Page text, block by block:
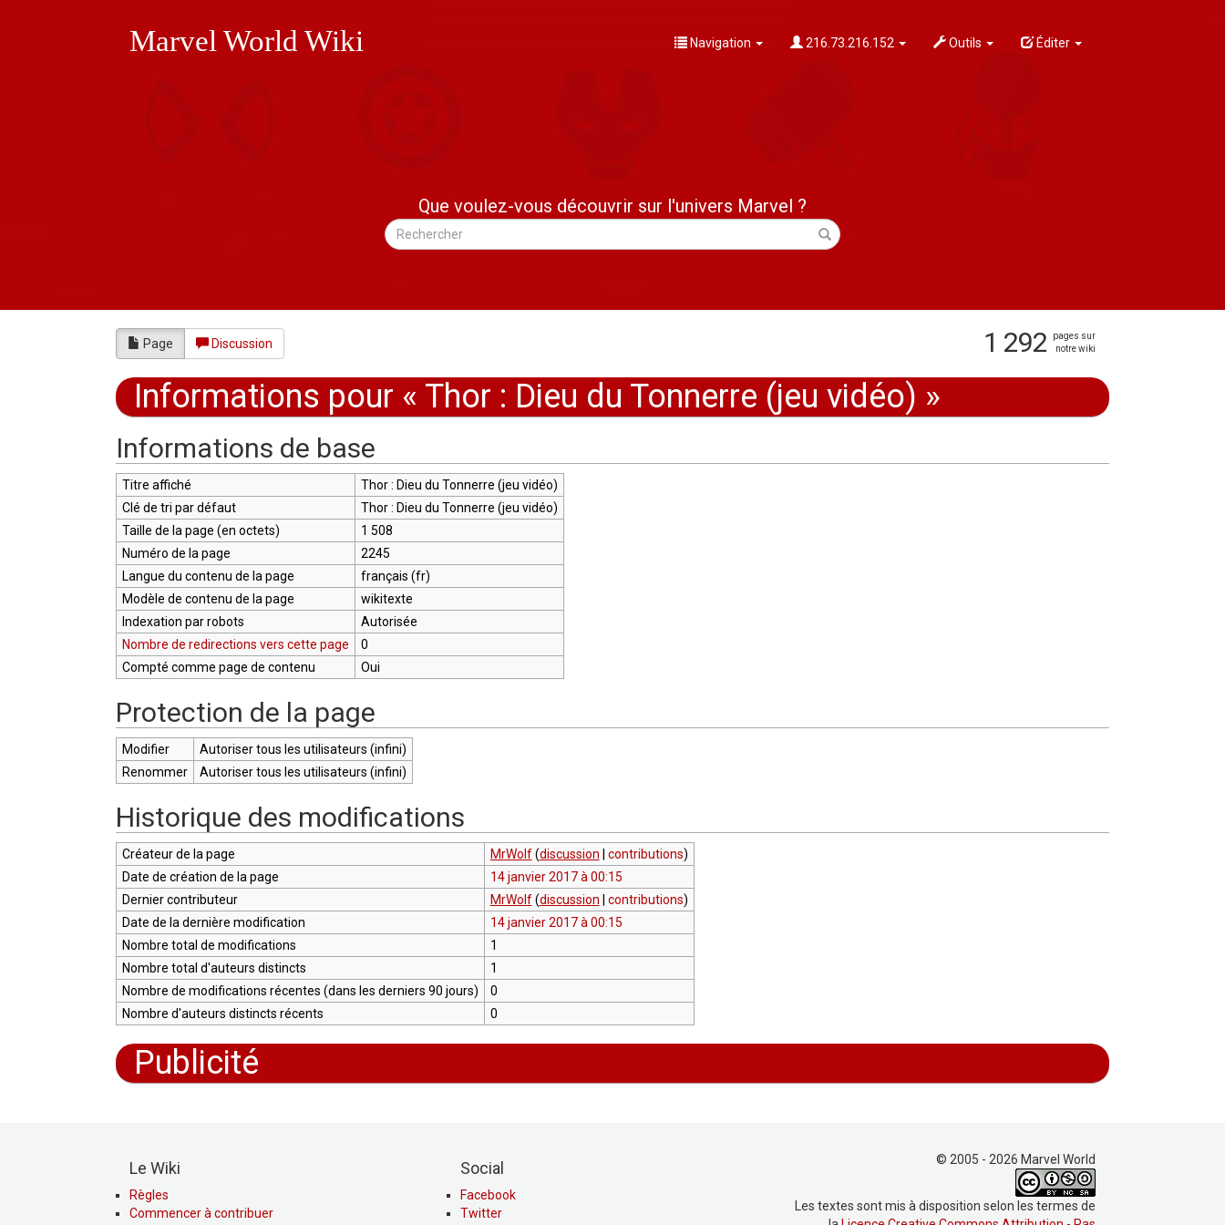
Marvel World Wiki Navigation 216.73.216.152 Outils Éditer
Que voulez-vous découvrir sur l'univers Marvel ?
Page Discussion 1 292
pages sur
notre wiki
Informations pour « Thor : Dieu du Tonnerre (jeu vidéo) »
Informations de base
Titre affiché
Thor : Dieu du Tonnerre (jeu vidéo)
Clé de tri par défaut
Thor : Dieu du Tonnerre (jeu vidéo)
Taille de la page (en octets)
1 508
Numéro de la page
2245
Langue du contenu de la page
français (fr)
Modèle de contenu de la page
wikitexte
Indexation par robots
Autorisée
Nombre de redirections vers cette page
0
Compté comme page de contenu
Oui
Protection de la page
Modifier
Autoriser tous les utilisateurs (infini)
Renommer
Autoriser tous les utilisateurs (infini)
Historique des modifications
Créateur de la page MrWolf (discussion contributions)
Date de création de la page
14 janvier 2017 à 00:15
Dernier contributeur
MrWolf (discussion contributions)
Date de la dernière modification
14 janvier 2017 à 00:15
Nombre total de modifications
1
Nombre total d'auteurs distincts
1
Nombre de modifications récentes (dans les derniers 90 jours)
0
Nombre d'auteurs distincts récents
0
Publicité
Le Wiki
Règles
Commencer à contribuer
Social
Facebook
Twitter
© 2005 - 2026 Marvel World
Les textes sont mis à disposition selon les termes de